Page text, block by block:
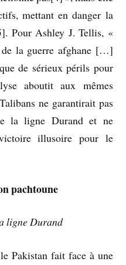
mettant en danger la
Pour Ashley J. Tellis, «
de la guerre afghane […]
de sérieux périls pour
aboutit aux mêmes
ne garantirait pas
la ligne Durand et ne
illusoire pour le
pachtoune
ligne Durand
Pakistan fait face à une